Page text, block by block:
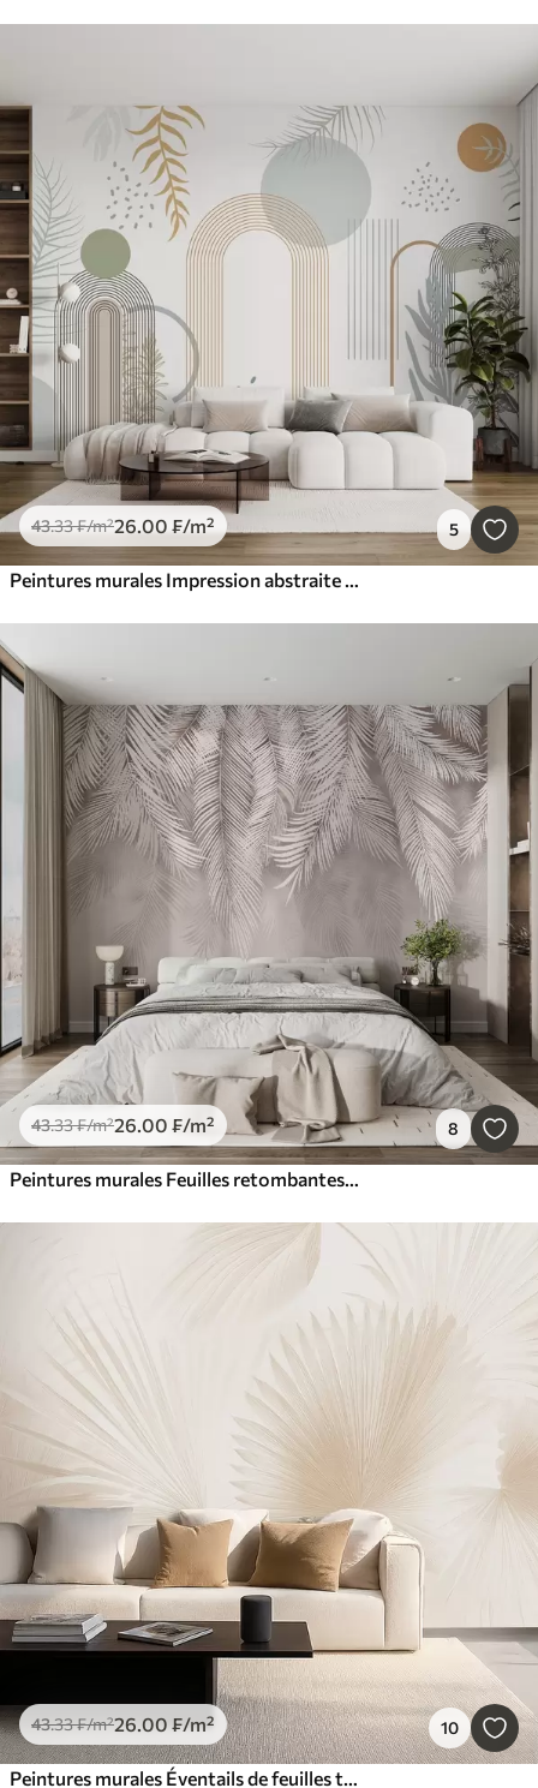
43.33₣/m²26.00 ₣/m² 5
Peintures murales Impression abstraite avec des formes géométriques, des arcs et des feuilles tropicales sur fond blanc
43.33₣/m²26.00 ₣/m² 8
Peintures murales Feuilles retombantes délicates
43.33₣/m²26.00 ₣/m² 10
Peintures murales Éventails de feuilles tropicales sur fond clair